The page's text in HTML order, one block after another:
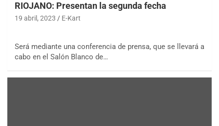
RIOJANO: Presentan la segunda fecha
19 abril, 2023 E-Kart
Será mediante una conferencia de prensa, que se llevará a
cabo en el Salón Blanco de…